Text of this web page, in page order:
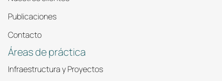
Publicaciones
Contacto
Áreas de práctica
Infraestructura y Proyectos